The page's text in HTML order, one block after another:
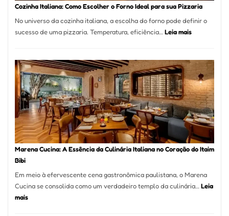
Resolver
Isso
Cozinha Italiana: Como Escolher o Forno Ideal para sua Pizzaria
No universo da cozinha italiana, a escolha do forno pode definir o
sucesso de uma pizzaria. Temperatura, eficiência…Leia mais:
Como
Escolher
o
Forno
Ideal
para
sua
Pizzaria
Marena Cucina: A Essência da Culinária Italiana no Coração do Itaim
Bibi
Em meio à efervescente cena gastronômica paulistana, o Marena
Cucina se consolida como um verdadeiro templo da culinária… Leia
mais: